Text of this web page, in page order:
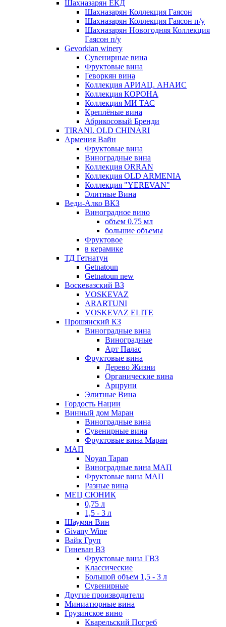
Шахназарян ЕКД
Шахназарян Коллекция Гаясон
Шахназарян Коллекция Гаясон п/у
Шахназарян Новогодняя Коллекция
Гаясон п/у
Gevorkian winery
Сувенирные вина
Фруктовые вина
Геворкян вина
Коллекция АРИАЦ. АНАИС
Коллекция КОРОНА
Коллекция МИ ТАС
Креплёные вина
Абрикосовый Бренди
TIRANI. OLD CHINARI
Армения Вайн
Фруктовые вина
Виноградные вина
Коллекция ORRAN
Коллекция OLD ARMENIA
Коллекция "YEREVAN"
Элитные Вина
Веди-Алко ВКЗ
Виноградное вино
объем 0.75 мл
большие объемы
Фруктовое
в керамике
ТД Гетнатун
Getnatoun
Getnatoun new
Воскевазский ВЗ
VOSKEVAZ
ARARTUNI
VOSKEVAZ ELITE
Прошянский КЗ
Виноградные вина
Виноградные
Арт Палас
Фруктовые вина
Дерево Жизни
Органические вина
Арцруни
Элитные Вина
Гордость Нации
Винный дом Маран
Виноградные вина
Сувенирные вина
Фруктовые вина Маран
МАП
Noyan Tapan
Виноградные вина МАП
Фруктовые вина МАП
Разные вина
МЕЦ СЮНИК
0,75 л
1,5 - 3 л
Шаумян Вин
Givany Wine
Вайк Груп
Гиневан ВЗ
Фруктовые вина ГВЗ
Классические
Большой объем 1,5 - 3 л
Сувенирные
Другие производители
Миниатюрные вина
Грузинское вино
Кварельский Погреб